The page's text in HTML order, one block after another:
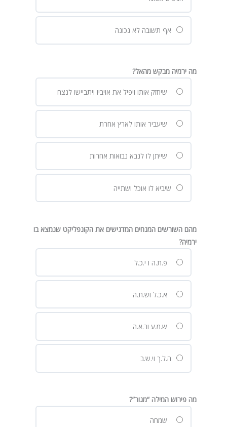
אף תשובה לא נכונה
מה ירמיה מבקש מהאל?
שיחזק אותו ויפיל את אויביו ויתביישו לנצח
שיעביר אותו לארץ אחרת
שייתן לו לנבא נבואות אחרות
שיביא לו אוכל ושתייה
מהם השורשים המנחים המדגישים את הקונפליקט שנמצא בו
ירמיה?
פ.ת.ה ו י.כ.ל
א.כ.ל וש.ת.ה
ש.מ.ע ור.א.ה
ה.ל.ך וי.ש.ב
מה פירוש המילה “מגור”?
שמחה